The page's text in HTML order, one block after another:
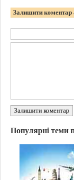
Залишити коментар
Залишити коментар
Популярні теми